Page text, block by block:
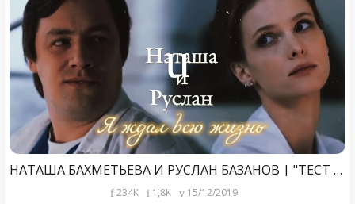
НАТАША БАХМЕТЬЕВА И РУСЛАН БАЗАНОВ | "ТЕСТ НА БЕРЕМЕННОСТЬ" | Я ЖДАЛ ВСЮ ЖИЗНЬ | DARIS
234K 1,8K 15/12/2019